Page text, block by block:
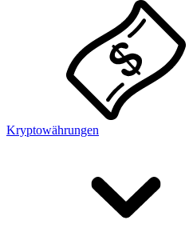
Kryptowährungen